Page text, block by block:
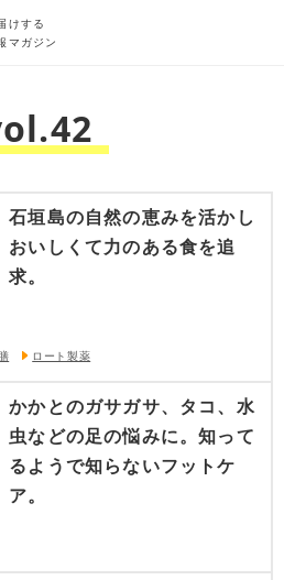
けする
マガジン
石垣島の自然の恵みを活かし
おいしくて力のある食を追
求。
ロート製薬
かかとのガサガサ、タコ、水
虫などの足の悩みに。知って
るようで知らないフットケ
ア。